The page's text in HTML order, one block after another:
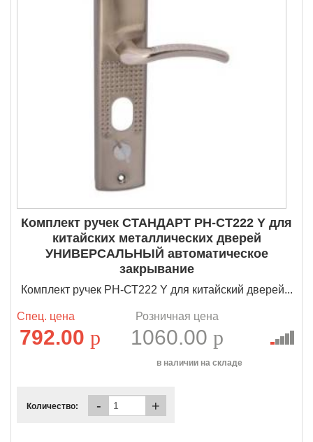
Комплект ручек СТАНДАРТ РН-СТ222 Y для
китайских металлических дверей
УНИВЕРСАЛЬНЫЙ автоматическое
закрывание
Комплект ручек РН-СТ222 Y для китайский дверей...
Спец. цена
792.00 p
Розничная цена
1060.00 p
в наличии на складе
Количество: - +